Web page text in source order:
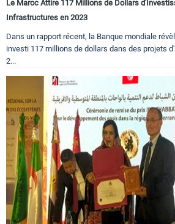
Le Maroc Attire 117 Millions de Dollars
Infrastructures en 2023
Dans un rapport récent, la Banque mondiale
investi 117 millions de dollars dans des projets
2...